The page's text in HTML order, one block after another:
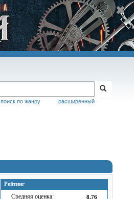
расширенный
поиск по жанру
Рейтинг
Средняя оценка: 8.76